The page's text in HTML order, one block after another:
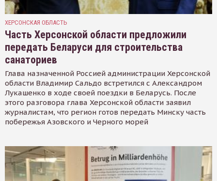
ХЕРСОНСКАЯ ОБЛАСТЬ
Часть Херсонской области предложили
передать Беларуси для строительства
санаториев
Глава назначенной Россией администрации Херсонской
области Владимир Сальдо встретился с Александром
Лукашенко в ходе своей поездки в Беларусь. После
этого разговора глава Херсонской области заявил
журналистам, что регион готов передать Минску часть
побережья Азовского и Черного морей